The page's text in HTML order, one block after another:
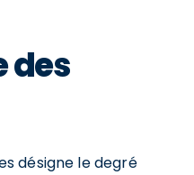
des
désigne le degré